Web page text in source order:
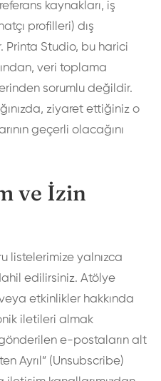
kaynakları, iş
profilleri) dış
Printa Studio, bu harici
veri toplama
sorumlu değildir.
ziyaret ettiğiniz o
geçerli olacağını
ve İzin
listelerimize yalnızca
edilirsiniz. Atölye
etkinlikler hakkında
iletileri almak
e-postaların alt
Ayrıl” (Unsubscribe)